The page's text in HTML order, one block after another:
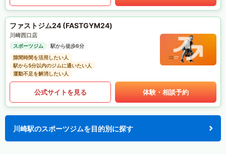
ファストジム24 (FASTGYM24)
川崎西口店
スポーツジム
駅から徒歩6分
隙間時間を活用したい人
駅から5分以内のジムに通いたい人
運動不足を解消したい人
公式サイトを見る 体験・相談予約
川崎駅のスポーツジムを目的別に探す